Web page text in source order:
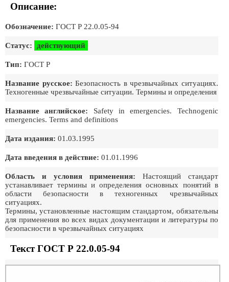
Описание:
Обозначение: ГОСТ Р 22.0.05-94
Статус: действующий
Тип: ГОСТ Р
Название русское: Безопасность в чрезвычайных ситуациях.
Техногенные чрезвычайные ситуации. Термины и определения
Название английское: Safety in emergencies. Technogenic
emergencies. Terms and definitions
Дата издания: 01.03.1995
Дата введения в действие: 01.01.1996
Область и условия применения: Настоящий стандарт
устанавливает термины и определения основных понятий в
области безопасности в техногенных чрезвычайных
ситуациях.
Термины, установленные настоящим стандартом, обязательны
для применения во всех видах документации и литературы по
безопасности в чрезвычайных ситуациях
Текст ГОСТ Р 22.0.05-94